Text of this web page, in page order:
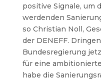
positive Signale, um
werdenden
so Christian Noll,
der DENEFF.
Bundesregierung
für eine
habe die